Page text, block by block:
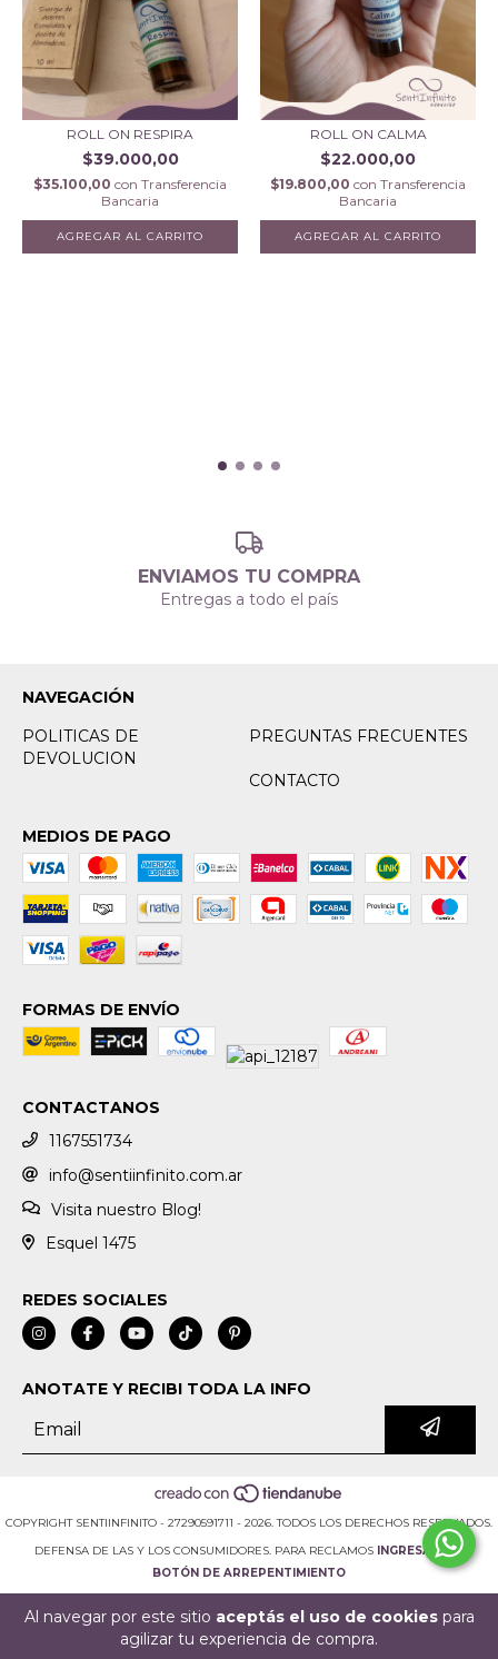
Al navegar por este sitio aceptás el uso de cookiespara
agilizar tu experiencia de compra.
ROLL ON RESPIRA
$39.000,00
$35.100,00 con Transferencia
Bancaria
ROLL ON CALMA
$22.000,00
$19.800,00 con Transferencia
Bancaria
AGREGAR AL CARRITO
ENVIAMOS TU COMPRA
Entregas a todo el país
NAVEGACIÓN
POLITICAS DE
DEVOLUCION
PREGUNTAS FRECUENTES
CONTACTO
MEDIOS DE PAGO
FORMAS DE ENVÍO
CONTACTANOS
1167551734
info@sentiinfinito.com.ar
Visita nuestro Blog!
Esquel 1475
REDES SOCIALES
ANOTATE Y RECIBI TODA LA INFO
COPYRIGHT SENTIINFINITO - 27290591711 - 2026. TODOS LOS DERECHOS RESERVADOS.
DEFENSA DE LAS Y LOS CONSUMIDORES. PARA RECLAMOS INGRESÁ ACÁ.
BOTÓN DE ARREPENTIMIENTO